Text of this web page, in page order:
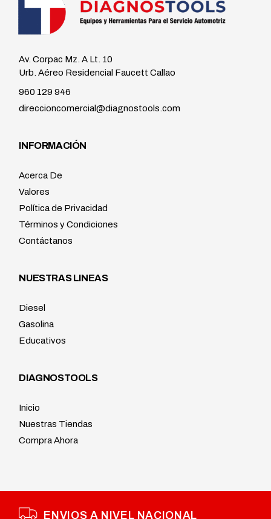
Av. Corpac Mz. A Lt. 10
Urb. Aéreo Residencial Faucett Callao
960 129 946
direccioncomercial@diagnostools.com
INFORMACIÓN
Acerca De
Valores
Política de Privacidad
Términos y Condiciones
Contáctanos
NUESTRAS LINEAS
Diesel
Gasolina
Educativos
DIAGNOSTOOLS
Inicio
Nuestras Tiendas
Compra Ahora
ENVIOS A NIVEL NACIONAL